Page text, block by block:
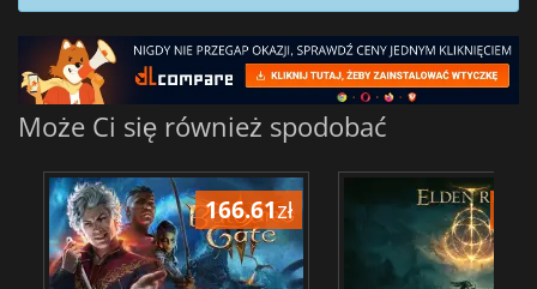
Może Ci się również spodobać
166.61zł